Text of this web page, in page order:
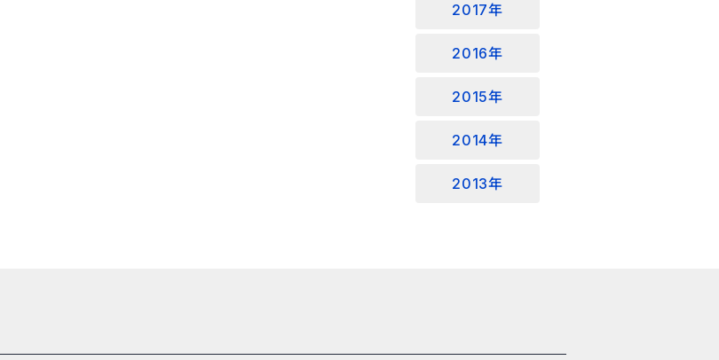
2017年
2016年
2015年
2014年
2013年